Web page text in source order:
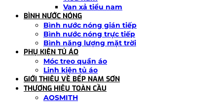
Van xả tiểu nam
BÌNH NƯỚC NÓNG
Bình nước nóng gián tiếp
Bình nước nóng trực tiếp
Bình năng lượng mặt trời
PHỤ KIỆN TỦ ÁO
Móc treo quần áo
Linh kiện tủ áo
GIỚI THIỆU VỀ BẾP NAM SƠN
THƯƠNG HIỆU TOÀN CẦU
AOSMITH